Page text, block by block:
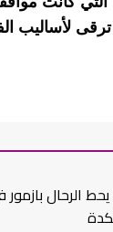
لأساليب
الرحال بازمور